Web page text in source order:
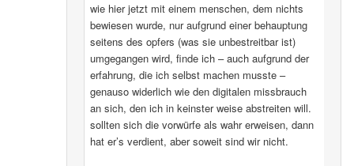
wie hier jetzt mit einem menschen, dem nichts
bewiesen wurde, nur aufgrund einer behauptung
seitens des opfers (was sie unbestreitbar ist)
umgegangen wird, finde ich – auch aufgrund der
erfahrung, die ich selbst machen musste –
genauso widerlich wie den digitalen missbrauch
an sich, den ich in keinster weise abstreiten will.
sollten sich die vorwürfe als wahr erweisen, dann
hat er’s verdient, aber soweit sind wir nicht.